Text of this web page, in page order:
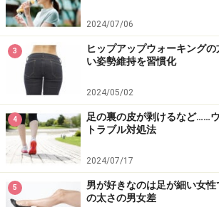
2024/07/06
3
ヒップアップウォーキング
い姿勢維持を習慣化
2024/05/02
4
足の裏の皮が剥けるなど……
トラブル対処法
2024/07/17
5
男が好きなのは足が細い女
の太さの男女差